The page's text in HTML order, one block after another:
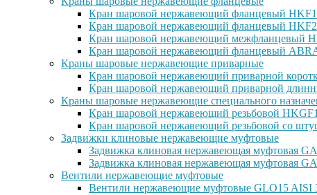
Кран шаровой нержавеющий фланцевый
Кран шаровой нержавеющий фланцевый
Кран шаровой нержавеющий межфланцевый
Кран шаровой нержавеющий фланцевый
Краны шаровые нержавеющие приварные
Кран шаровой нержавеющий приварной
Кран шаровой нержавеющий приварной
Краны шаровые нержавеющие специального
Кран шаровой нержавеющий резьбовой
Кран шаровой нержавеющий резьбовой со
Задвижки клиновые нержавеющие муфтовые
Задвижка клиновая нержавеющая муфтовая
Задвижка клиновая нержавеющая муфтовая
Вентили нержавеющие муфтовые
Вентили нержавеющие муфтовые GLO15 AISI